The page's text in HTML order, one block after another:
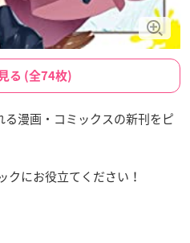
る (全74枚)
漫画・コミックスの新刊をピ
クにお役立てください！